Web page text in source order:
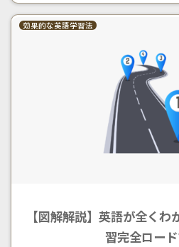
効果的な英語学習法
【図解解説】英語が全く
習完全ロー